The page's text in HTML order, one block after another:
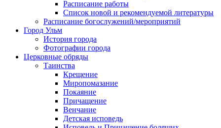
Расписание работы
Список новой и рекомендуемой литературы
Расписание богослужений/мероприятий
Город Ульм
История города
Фотографии города
Церковные обряды
Таинства
Крещение
Миропомазание
Покаяние
Причащение
Венчание
Детская исповедь